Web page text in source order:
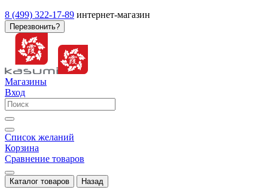
8 (499) 322-17-89 интернет-магазин
Перезвонить?
Магазины
Вход
Список желаний
Корзина
Сравнение товаров
Каталог товаров Назад